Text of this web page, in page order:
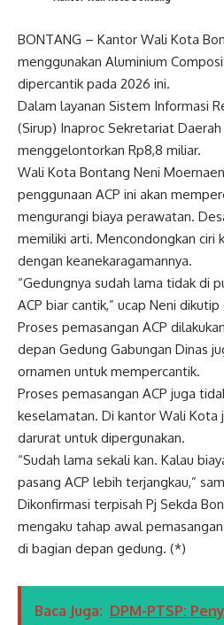
BONTANG – Kantor Wali Kota
menggunakan Aluminium
dipercantik pada 2026 ini.
Dalam layanan Sistem Informasi
(Sirup) Inaproc Sekretariat
menggelontorkan Rp8,8 miliar.
Wali Kota Bontang Neni
penggunaan ACP ini akan
mengurangi biaya perawatan.
memiliki arti. Mencondongkan ciri
dengan keanekaragamannya.
“Gedungnya sudah lama tidak di
ACP biar cantik,” ucap Neni
Proses pemasangan ACP
depan Gedung Gabungan Dinas
ornamen untuk mempercantik.
Proses pemasangan ACP juga
keselamatan. Di kantor Wali
darurat untuk dipergunakan.
“Sudah lama sekali kan. Kalau
pasang ACP lebih terjangkau,”
Dikonfirmasi terpisah Pj Sekda
mengaku tahap awal
di bagian depan gedung. (*)
Baca Juga: DPM-PTSP: